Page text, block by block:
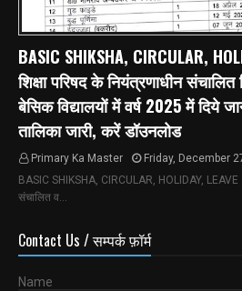
BASIC SHIKSHA, CIRCULAR,
शिक्षा परिषद के नियंत्रणाधीन संचालित
बेसिक विद्यालयों में वर्ष 2025 में दिये
तालिका जारी, करें डॉउनलोड
Primary Ka Master
Friday, December
BASIC SHIKSHA, CIRCULAR, HOLIDAY, LEAVE :
संचालित व…
Contact Us / सम्पर्क फ़ॉर्म
Name